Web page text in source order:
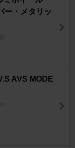
ー・メタリッ
AVS MODE